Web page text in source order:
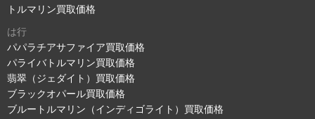
トルマリン買取価格
は行
パパラチアサファイア買取価格
パライバトルマリン買取価格
翡翠（ジェダイト）買取価格
ブラックオパール買取価格
ブルートルマリン（インディゴライト）買取価格